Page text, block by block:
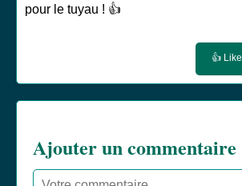
pour le tuyau ! 👍
👍 Like
Ajouter un commentaire